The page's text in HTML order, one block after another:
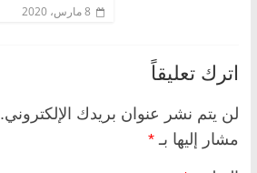
8 مارس، 2020
اترك تعليقاً
لن يتم نشر عنوان بريدك الإلكتروني.
مشار إليها بـ *